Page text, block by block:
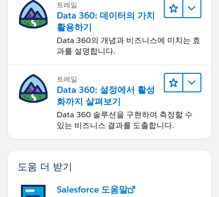
트레일
Data 360: 데이터의 가치
활용하기
Data 360의 개념과 비즈니스에 미치는 효
과를 설명합니다.
트레일
Data 360: 설정에서 활성
화까지 살펴보기
Data 360 솔루션을 구현하여 측정할 수
있는 비즈니스 결과를 도출합니다.
도움 더 받기
Salesforce 도움말